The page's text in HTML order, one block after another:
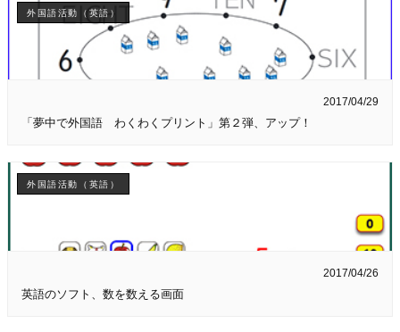
2017/04/29
「夢中で外国語 わくわくプリント」第２弾、アップ！
外国語活動（英語）
2017/04/26
英語のソフト、数を数える画面
外国語活動（英語）